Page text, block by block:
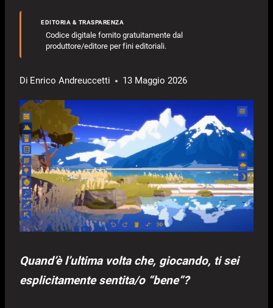
EDITORIA & TRASPARENZA
Codice digitale fornito gratuitamente dal
produttore/editore per fini editoriali.
Di Enrico Andreuccetti 13 Maggio 2026
Quand’è l’ultima volta che, giocando, ti sei
esplicitamente sentita/o “bene”?